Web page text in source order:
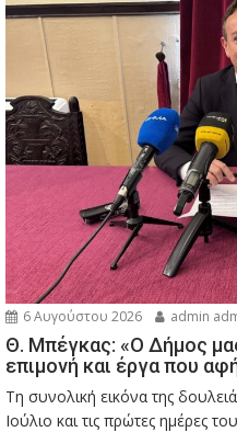
6 Αυγούστου 2026 admin
Θ. Μπέγκας: «Ο Δήμος
επιμονή και έργα που
Τη συνολική εικόνα της
Ιούλιο και τις πρώτες ημέρες